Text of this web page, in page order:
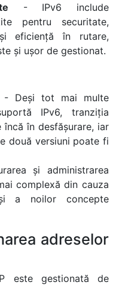
- IPv6 include
pentru securitate,
eficiență în rutare,
și ușor de gestionat.
- Deși tot mai multe
IPv6, tranziția
în desfășurare, iar
două versiuni poate fi
și administrarea
complexă din cauza
a noilor concepte
adreselor
este gestionată de